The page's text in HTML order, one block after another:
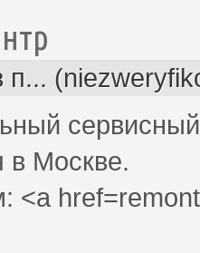
п...
в Москве.
<a